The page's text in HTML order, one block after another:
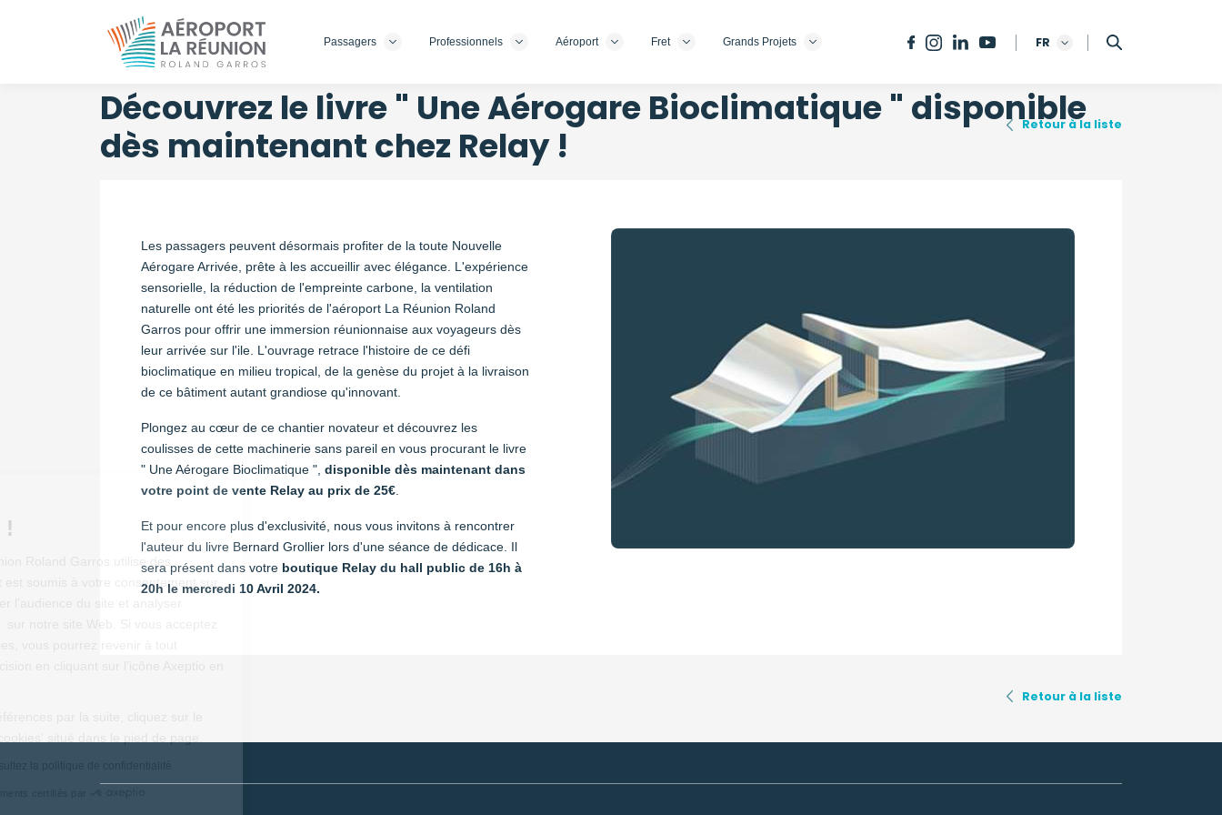
les Cookies !
L’Aéroport de la Réunion Roland Garros utilise des
cookies dont le dépôt est soumis à votre consentement sur
Passagers Professionnels Aéroport Fret Grands Projets FR
Découvrez le livre " Une Aérogare Bioclimatique " disponible
dès maintenant chez Relay !
Les passagers peuvent désormais profiter de la toute Nouvelle
Aérogare Arrivée, prête à les accueillir avec élégance. L'expérience
sensorielle, la réduction de l'empreinte carbone, la ventilation
naturelle ont été les priorités de l'aéroport La Réunion Roland
Garros pour offrir une immersion réunionnaise aux voyageurs dès
leur arrivée sur l'ile. L'ouvrage retrace l'histoire de ce défi
bioclimatique en milieu tropical, de la genèse du projet à la livraison
de ce bâtiment autant grandiose qu'innovant.
Plongez au cœur de ce chantier novateur et découvrez les
coulisses de cette machinerie sans pareil en vous procurant le livre
" Une Aérogare Bioclimatique ", disponible dès maintenant dans
votre point de vente Relay au prix de 25€.
Et pour encore plus d'exclusivité, nous vous invitons à rencontrer
l'auteur du livre Bernard Grollier lors d'une séance de dédicace. Il
sera présent dans votre boutique Relay du hall public de 16h à
20h le mercredi 10 Avril 2024.
Photo
Retour à la liste
Retour à la liste